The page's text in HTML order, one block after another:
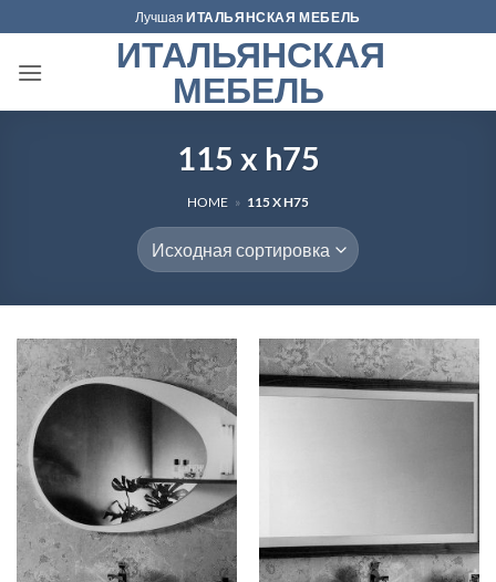
to
content
ЛучшаяИТАЛЬЯНСКАЯ МЕБЕЛЬ
ИТАЛЬЯНСКАЯ
МЕБЕЛЬ
115 x h75
HOME » 115 X H75